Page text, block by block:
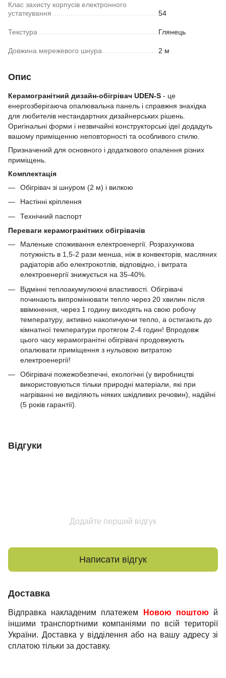
Клас захисту корпусів електронного
устаткування
54
Текстура Глянець
Довжина мережевого шнура 2 м
Опис
Керамогранітний дизайн-обігрівач UDEN-S - це
енергозберігаюча опалювальна панель і справжня знахідка
для любителів нестандартних дизайнерських рішень.
Оригінальні форми і незвичайні конструкторські ідеї додадуть
вашому приміщенню неповторності та особливого стилю.
Призначений для основного і додаткового опалення різних
приміщень.
Комплектація
Обігрівач зі шнуром (2 м) і вилкою
Настінні кріплення
Технічний паспорт
Переваги керамогранітних обігрівачів
Маленьке споживання електроенергії. Розрахункова
потужність в 1,5-2 рази менша, ніж в конвекторів, масляних
радіаторів або електрокотлів, відповідно, і витрата
електроенергії знижується на 35-40%.
Відмінні теплоакумулюючі властивості. Обігрівачі
починають випромінювати тепло через 20 хвилин після
ввімкнення, через 1 годину виходять на свою робочу
температуру, активно накопичуючи тепло, а остигають до
кімнатної температури протягом 2-4 годин! Впродовж
цього часу керамогранітні обігрівачі продовжують
опалювати приміщення з нульовою витратою
електроенергії!
Обігрівачі пожежобезпечні, екологічні (у виробництві
використовуються тільки природні матеріали, які при
нагріванні не виділяють ніяких шкідливих речовин), надійні
(5 років гарантії).
Відгуки
Додайте перший відгук
Написати відгук
Доставка
Відправка накладеним платежем Новою поштою й
іншими транспортними компаніями по всій території
України. Доставка у відділення або на вашу адресу зі
сплатою тільки за доставку.